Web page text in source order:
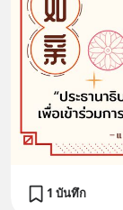
1 บันทึก